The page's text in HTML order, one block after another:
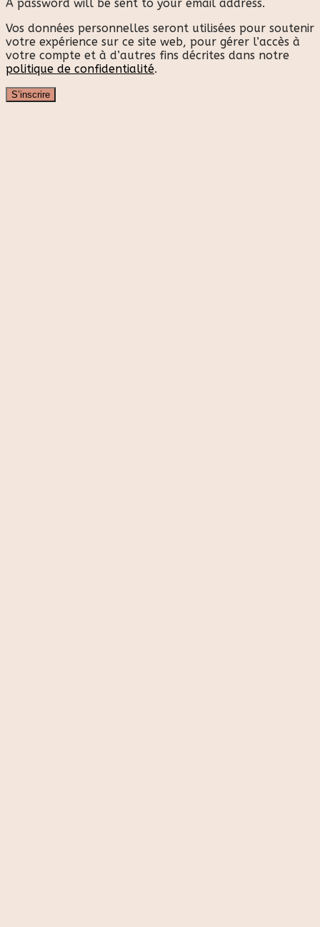
A password will be sent to your email address.
Vos données personnelles seront utilisées pour soutenir
votre expérience sur ce site web, pour gérer l’accès à
votre compte et à d’autres fins décrites dans notre
politique de confidentialité.
S’inscrire